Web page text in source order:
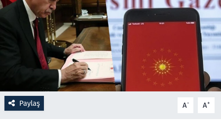
Paylaş A- A+
Resmi İlanlar
Rüya Tabirleri
Sağlık
Savunma Sanayi
Seçim 2023